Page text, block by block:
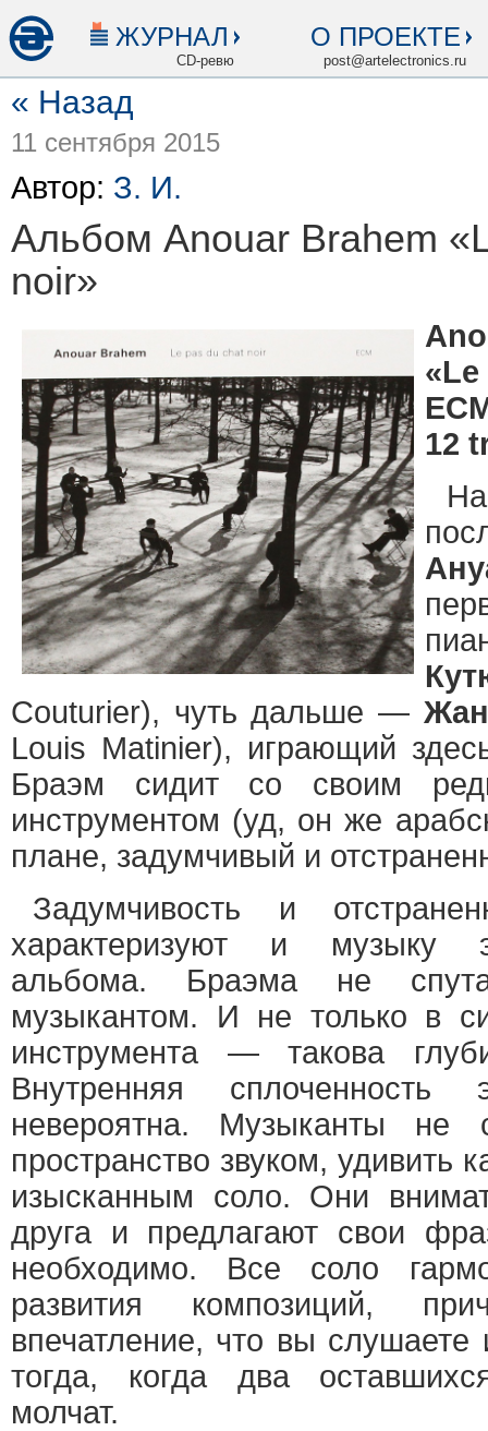
ЖУРНАЛ
CD-ревю
О ПРОЕКТЕ
post@artelectronics.ru
« Назад
11 сентября 2015
Автор: З. И.
Альбом Anouar Brahem
noir»
12
Couturier), чуть дальше —
Louis Matinier), играющий
Браэм сидит со своим
инструментом (уд, он же
плане, задумчивый и
Задумчивость и
характеризуют и музыку
альбома. Браэма не
музыкантом. И не только в
инструмента — такова
Внутренняя
невероятна. Музыканты не
пространство звуком, удивить
изысканным соло. Они
друга и предлагают свои
необходимо. Все соло
развития композиций,
впечатление, что вы
тогда, когда два
молчат.